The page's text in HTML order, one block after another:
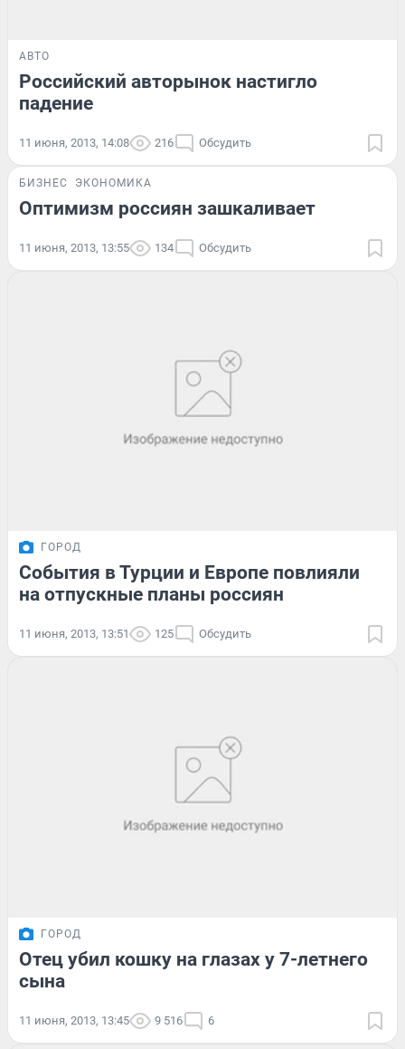
АВТО
Российский авторынок настигло
падение
11 июня, 2013, 14:08 216 Обсудить
БИЗНЕС ЭКОНОМИКА
Оптимизм россиян зашкаливает
11 июня, 2013, 13:55 134 Обсудить
ГОРОД
События в Турции и Европе повлияли
на отпускные планы россиян
11 июня, 2013, 13:51 125 Обсудить
ГОРОД
Отец убил кошку на глазах у 7-летнего
сына
11 июня, 2013, 13:45 9 516 6